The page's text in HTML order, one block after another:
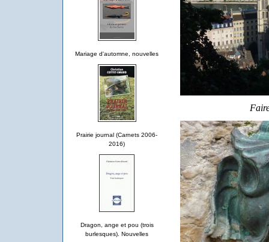
Mariage d'automne, nouvelles
Prairie journal (Carnets 2006-
2016)
Dragon, ange et pou (trois
burlesques). Nouvelles